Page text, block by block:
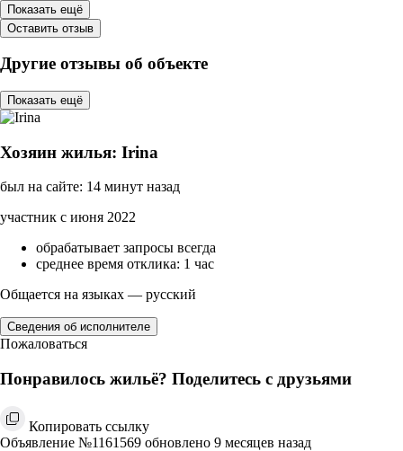
Показать ещё
Оставить отзыв
Другие отзывы об объекте
Показать ещё
Хозяин жилья: Irina
был на сайте: 14 минут назад
участник с июня 2022
обрабатывает запросы всегда
среднее время отклика: 1 час
Общается на языках — русский
Сведения об исполнителе
Пожаловаться
Понравилось жильё? Поделитесь с друзьями
Копировать ссылку
Объявление №1161569 обновлено 9 месяцев назад